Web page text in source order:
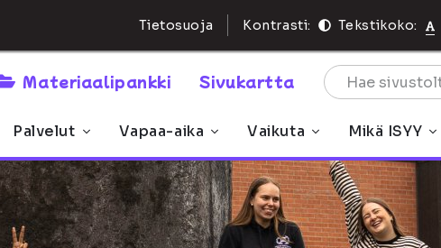
Tietosuoja Kontrasti: Tekstikoko:
Materiaalipankki Sivukartta
Palvelut Vapaa-aika Vaikuta Mikä ISYY